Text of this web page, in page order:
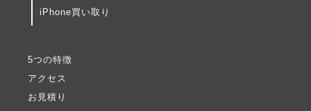
iPhone買い取り
5つの特徴
アクセス
お見積り